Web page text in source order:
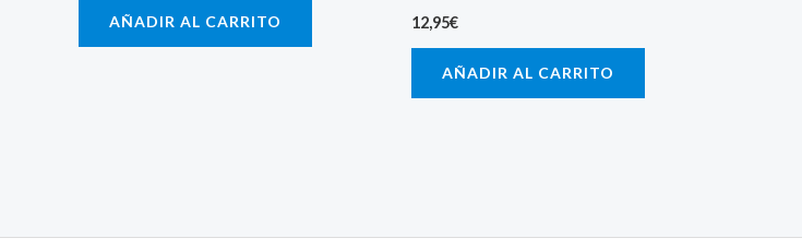
AÑADIR AL CARRITO 12,95€
AÑADIR AL CARRITO